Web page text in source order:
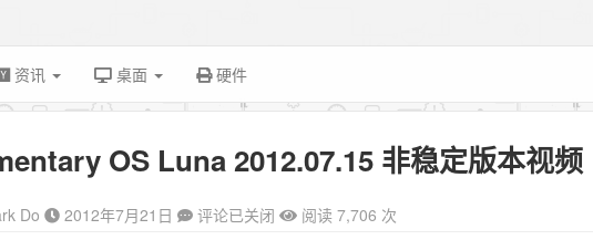
资讯 桌面 硬件
OS Luna 2012.07.15 非稳定版本视频
Do 2012年7月21日 评论已关闭 阅读 7,706 次